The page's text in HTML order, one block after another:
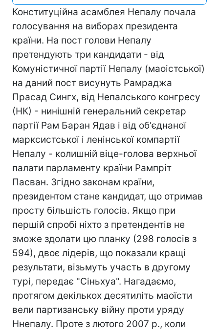
Конституційна асамблея Непалу почала
голосування на виборах президента
країни. На пост голови Непалу
претендують три кандидати - від
Комуністичної партії Непалу (маоістської)
на даний пост висунуть Рамраджа
Прасад Сингх, від Непалського конгресу
(НК) - нинішній генеральний секретар
партії Рам Баран Ядав і від об'єднаної
марксистської і ленінської компартії
Непалу - колишній віце-голова верхньої
палати парламенту країни Рампріт
Пасван. Згідно законам країни,
президентом стане кандидат, що отримав
просту більшість голосів. Якщо при
першій спробі ніхто з претендентів не
зможе здолати цю планку (298 голосів з
594), двоє лідерів, що показали кращі
результати, візьмуть участь в другому
турі, передає "Сіньхуа". Нагадаємо,
протягом декількох десятиліть маоїсти
вели партизанську війну проти уряду
Ннепалу. Проте з лютого 2007 р., коли